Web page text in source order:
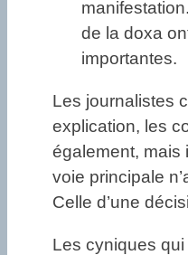
de la doxa
importantes.
Les journalistes
explication, les
également, mais
voie principale
Celle d’une
Les cyniques